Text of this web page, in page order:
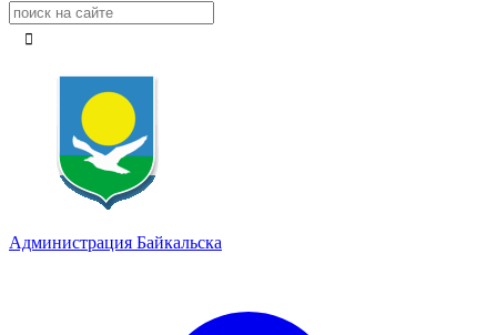
Администрация Байкальска